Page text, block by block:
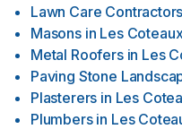
Lawn Care Contractors
Masons in Les
Metal Roofers in Les
Paving Stone
Plasterers in Les
Plumbers in Les